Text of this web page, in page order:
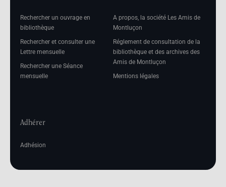
Rechercher un ouvrage en
bibliothèque
Rechercher et consulter une
Lettre mensuelle
Rechercher une Séance
mensuelle
A propos, la société Les Amis de
Montluçon
Réglement de consultation de la
bibliothèque et des archives des
Amis de Montluçon
Mentions légales
Adhérer
Adhésion